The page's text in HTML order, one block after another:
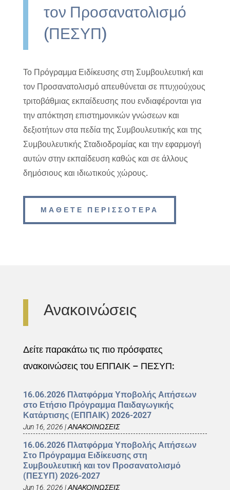
τον Προσανατολισμό
(ΠΕΣΥΠ)
Το Πρόγραμμα Ειδίκευσης στη Συμβουλευτική και
τον Προσανατολισμό απευθύνεται σε πτυχιούχους
τριτοβάθμιας εκπαίδευσης που ενδιαφέρονται για
την απόκτηση επιστημονικών γνώσεων και
δεξιοτήτων στα πεδία της Συμβουλευτικής και της
Συμβουλευτικής Σταδιοδρομίας και την εφαρμογή
αυτών στην εκπαίδευση καθώς και σε άλλους
δημόσιους και ιδιωτικούς χώρους.
ΜΑΘΕΤΕ ΠΕΡΙΣΣΟΤΕΡΑ
Ανακοινώσεις
Δείτε παρακάτω τις πιο πρόσφατες
ανακοινώσεις του ΕΠΠΑΙΚ – ΠΕΣΥΠ:
16.06.2026 Πλατφόρμα Υποβολής Αιτήσεων
στο Ετήσιο Πρόγραμμα Παιδαγωγικής
Κατάρτισης (ΕΠΠΑΙΚ) 2026-2027
Jun 16, 2026 |ΑΝΑΚΟΙΝΩΣΕΙΣ
16.06.2026 Πλατφόρμα Υποβολής Αιτήσεων
Στο Πρόγραμμα Ειδίκευσης στη
Συμβουλευτική και τον Προσανατολισμό
(ΠΕΣΥΠ) 2026-2027
Jun 16, 2026 |ΑΝΑΚΟΙΝΩΣΕΙΣ